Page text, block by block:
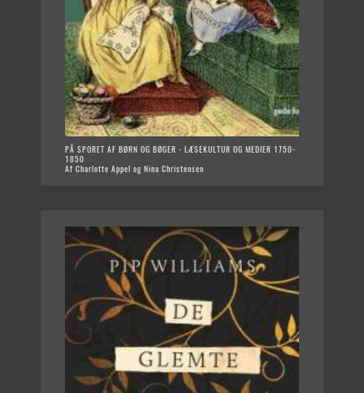
PÅ SPORET AF BØRN OG BØGER - LÆSEKULTUR OG MEDIER 1750-
1850
Af Charlotte Appel og Nina Christensen